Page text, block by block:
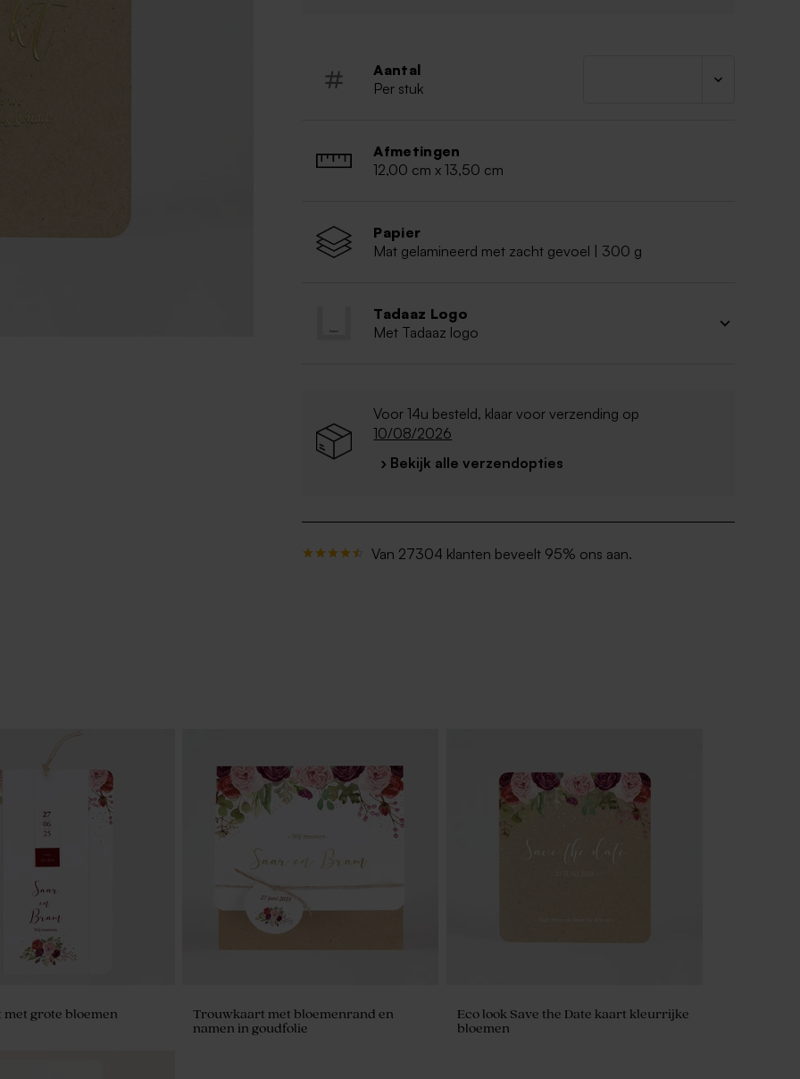
Aantal
Per stuk
Afmetingen
12,00 cm x 13,50 cm
Papier
Mat gelamineerd met zacht gevoel | 300 g
Tadaaz Logo
Met Tadaaz logo
Voor 14u besteld, klaar voor verzending op
10/08/2026
› Bekijk alle verzendopties
Van 27304 klanten beveelt 95% ons aan.
grote bloemen
Trouwkaart met bloemenrand en
namen in goudfolie
Eco look Save the Date kaart kleurrijke
bloemen